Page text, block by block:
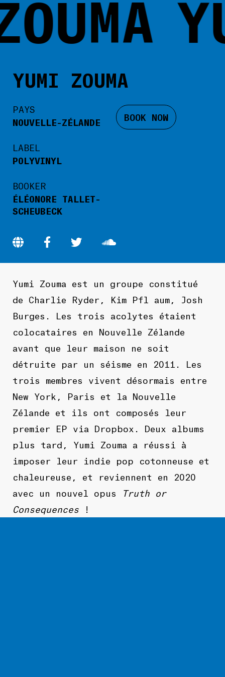
YUMI ZOUMA
PAYS
NOUVELLE-ZÉLANDE
LABEL
POLYVINYL
BOOKER
ÉLÉONORE TALLET-
SCHEUBECK
BOOK NOW
Yumi Zouma est un groupe constitué
de Charlie Ryder, Kim Pfl aum, Josh
Burges. Les trois acolytes étaient
colocataires en Nouvelle Zélande
avant que leur maison ne soit
détruite par un séisme en 2011. Les
trois membres vivent désormais entre
New York, Paris et la Nouvelle
Zélande et ils ont composés leur
premier EP via Dropbox. Deux albums
plus tard, Yumi Zouma a réussi à
imposer leur indie pop cotonneuse et
chaleureuse, et reviennent en 2020
avec un nouvel opus
Truth or
Consequences
!